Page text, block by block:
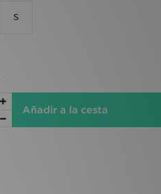
S
Añadir a la cesta